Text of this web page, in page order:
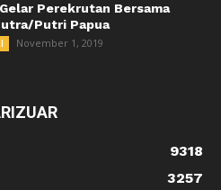
Gelar Perekrutan Bersama
Putri Papua
November 1, 2019
9318
3257